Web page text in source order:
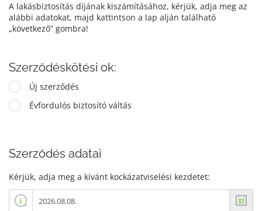
A lakásbiztosítás díjának kiszámításához, kérjük, adja meg az
alábbi adatokat, majd kattintson a lap alján található
„következő” gombra!
Szerződéskötési ok:
Új szerződés
Évfordulós biztosító váltás
Szerződés adatai
Kérjük, adja meg a kívánt kockázatviselési kezdetet: